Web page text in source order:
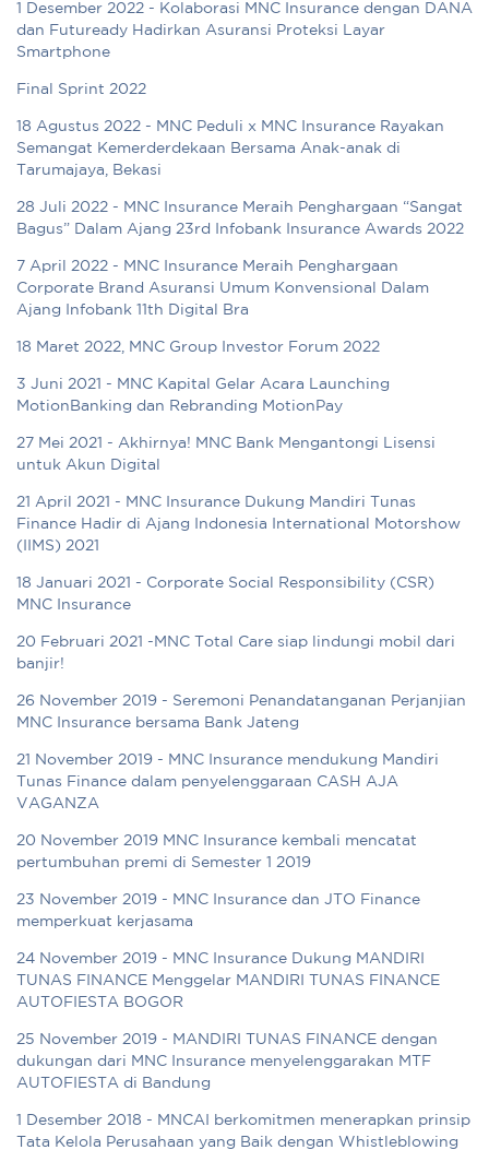
1 Desember 2022 - Kolaborasi MNC Insurance dengan DANA
dan Futuready Hadirkan Asuransi Proteksi Layar
Smartphone
Final Sprint 2022
18 Agustus 2022 - MNC Peduli x MNC Insurance Rayakan
Semangat Kemerderdekaan Bersama Anak-anak di
Tarumajaya, Bekasi
28 Juli 2022 - MNC Insurance Meraih Penghargaan “Sangat
Bagus” Dalam Ajang 23rd Infobank Insurance Awards 2022
7 April 2022 - MNC Insurance Meraih Penghargaan
Corporate Brand Asuransi Umum Konvensional Dalam
Ajang Infobank 11th Digital Bra
18 Maret 2022, MNC Group Investor Forum 2022
3 Juni 2021 - MNC Kapital Gelar Acara Launching
MotionBanking dan Rebranding MotionPay
27 Mei 2021 - Akhirnya! MNC Bank Mengantongi Lisensi
untuk Akun Digital
21 April 2021 - MNC Insurance Dukung Mandiri Tunas
Finance Hadir di Ajang Indonesia International Motorshow
(IIMS) 2021
18 Januari 2021 - Corporate Social Responsibility (CSR)
MNC Insurance
20 Februari 2021 -MNC Total Care siap lindungi mobil dari
banjir!
26 November 2019 - Seremoni Penandatanganan Perjanjian
MNC Insurance bersama Bank Jateng
21 November 2019 - MNC Insurance mendukung Mandiri
Tunas Finance dalam penyelenggaraan CASH AJA
VAGANZA
20 November 2019 MNC Insurance kembali mencatat
pertumbuhan premi di Semester 1 2019
23 November 2019 - MNC Insurance dan JTO Finance
memperkuat kerjasama
24 November 2019 - MNC Insurance Dukung MANDIRI
TUNAS FINANCE Menggelar MANDIRI TUNAS FINANCE
AUTOFIESTA BOGOR
25 November 2019 - MANDIRI TUNAS FINANCE dengan
dukungan dari MNC Insurance menyelenggarakan MTF
AUTOFIESTA di Bandung
1 Desember 2018 - MNCAI berkomitmen menerapkan prinsip
Tata Kelola Perusahaan yang Baik dengan Whistleblowing